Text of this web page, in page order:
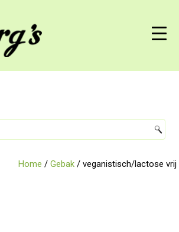
Home / Gebak/ veganistisch/lactose vrij